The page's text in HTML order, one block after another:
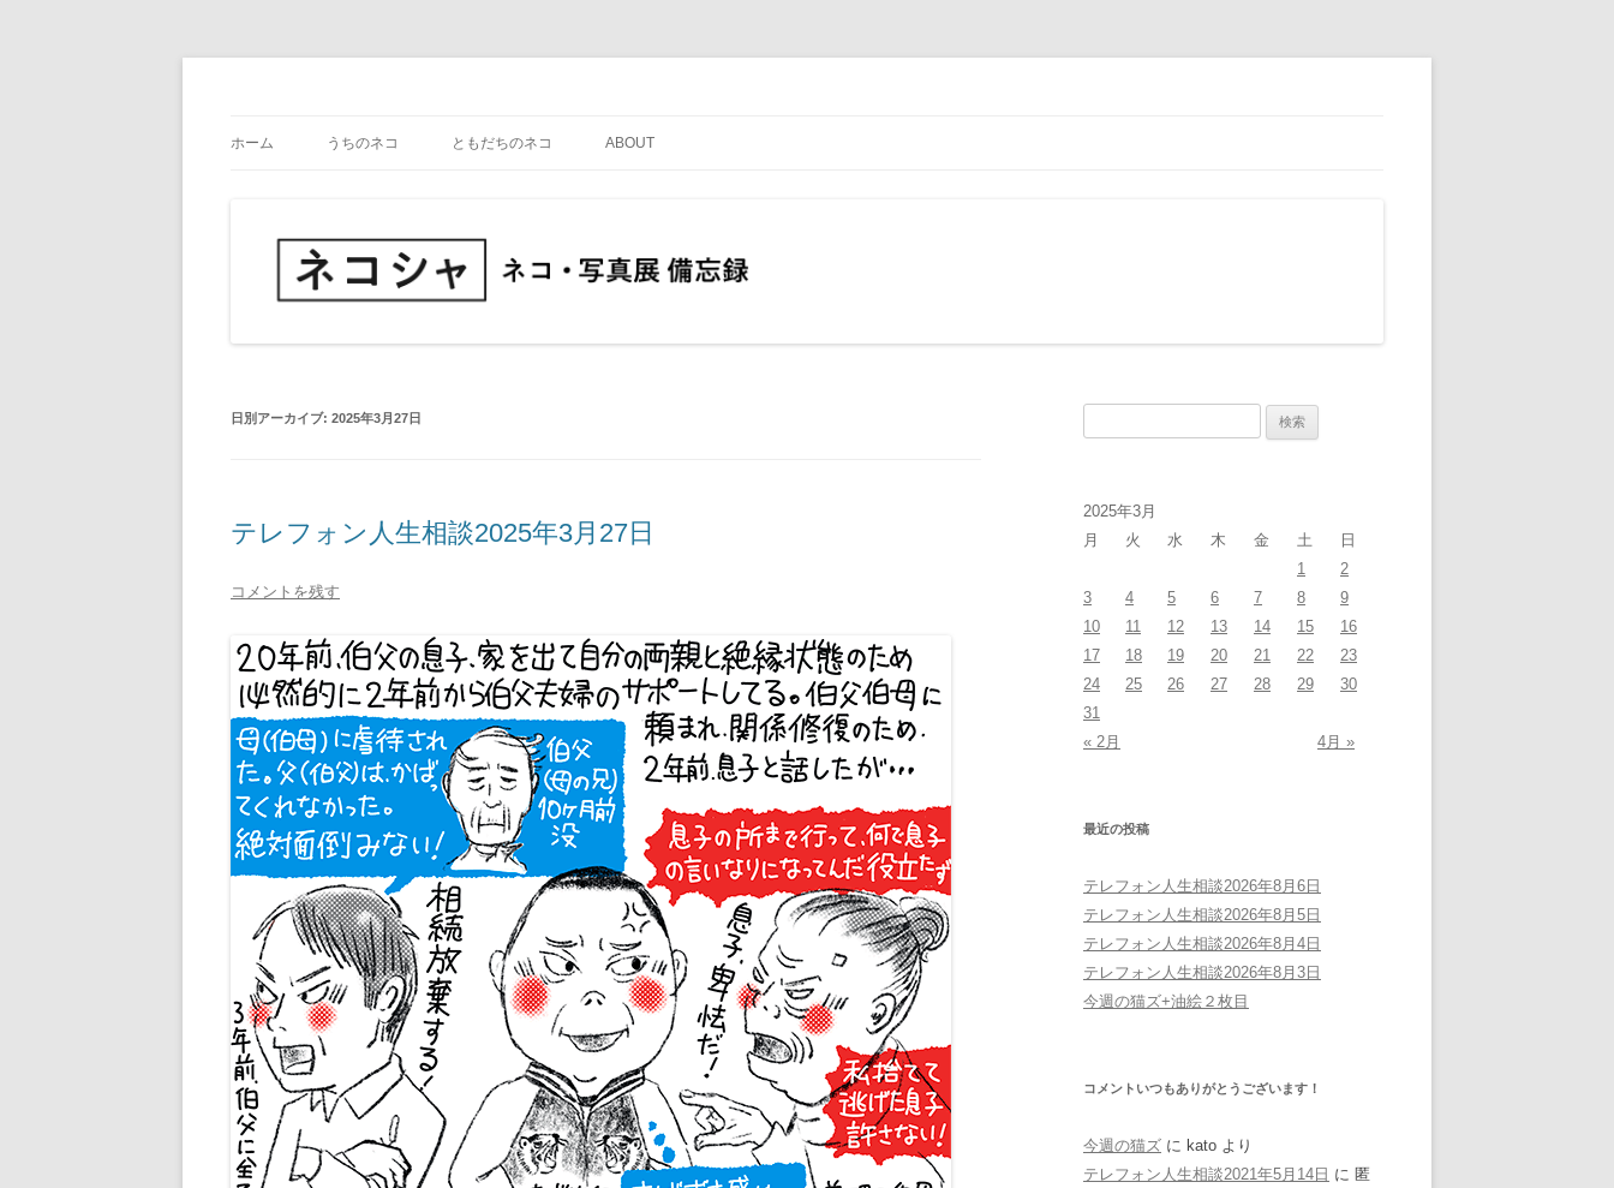
へ
ホーム うちのネコ ともだちのネコ ABOUT
日別アーカイブ: 2025年3月27日
テレフォン人生相談2025年3月27日
コメントを残す
2025年3月
月
火 水 木 金 土
日
1
2
3
4 5 6 7 8
9
10
11 12 13 14 15
16
17
18 19 20 21 22
23
24
25 26 27 28 29
30
31
« 2月
4月 »
最近の投稿
テレフォン人生相談2026年8月6日
テレフォン人生相談2026年8月5日
テレフォン人生相談2026年8月4日
テレフォン人生相談2026年8月3日
今週の猫ズ+油絵２枚目
コメントいつもありがとうございます！
今週の猫ズ に kato より
テレフォン人生相談2021年5月14日 に 匿